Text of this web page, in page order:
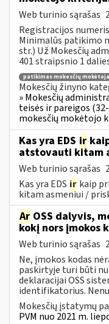
Web turinio sąrašas
Registracijos
Minimalūs patikimo
str.) Už Mokesčių
401 straipsnio 1
patikimas mokesčių
Mokesčių žinyno
» Mokesčių
teisės ir pareigos
mokesčių mokėtojo
Kas yra EDS ir
atstovauti kitam
Web turinio sąrašas
Kas yra EDS ir kaip
kitam asmeniui /
Ar OSS dalyvis,
kokį nors įmokos
Web turinio sąrašas
Ne, įmokos kodas
paskirtyje turi būti
deklaracijai OSS
identifikatorius.
Mokesčių įstatymų
PVM nuo 2021 m.